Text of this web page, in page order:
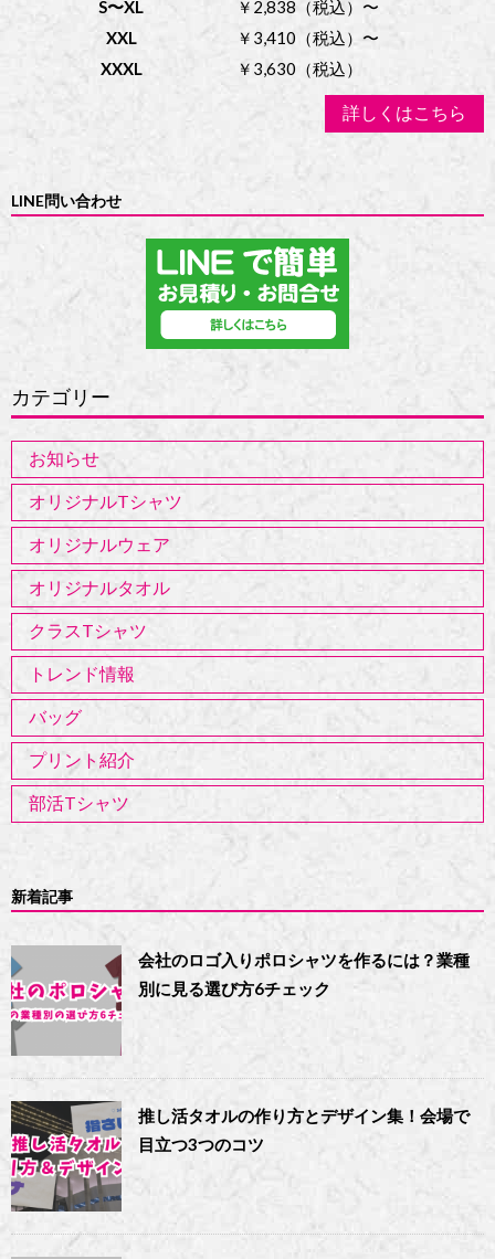
S〜XL
￥2,838（税込）〜
XXL
￥3,410（税込）〜
XXXL
￥3,630（税込）
詳しくはこちら
LINE問い合わせ
カテゴリー
お知らせ
オリジナルTシャツ
オリジナルウェア
オリジナルタオル
クラスTシャツ
トレンド情報
バッグ
プリント紹介
部活Tシャツ
新着記事
会社のロゴ入りポロシャツを作るには？業種
別に見る選び方6チェック
推し活タオルの作り方とデザイン集！会場で
目立つ3つのコツ